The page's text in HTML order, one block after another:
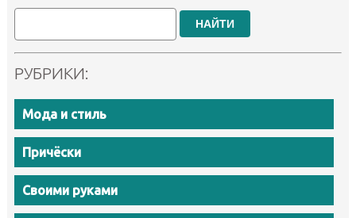
НАЙТИ
РУБРИКИ:
Мода и стиль
Причёски
Своими руками